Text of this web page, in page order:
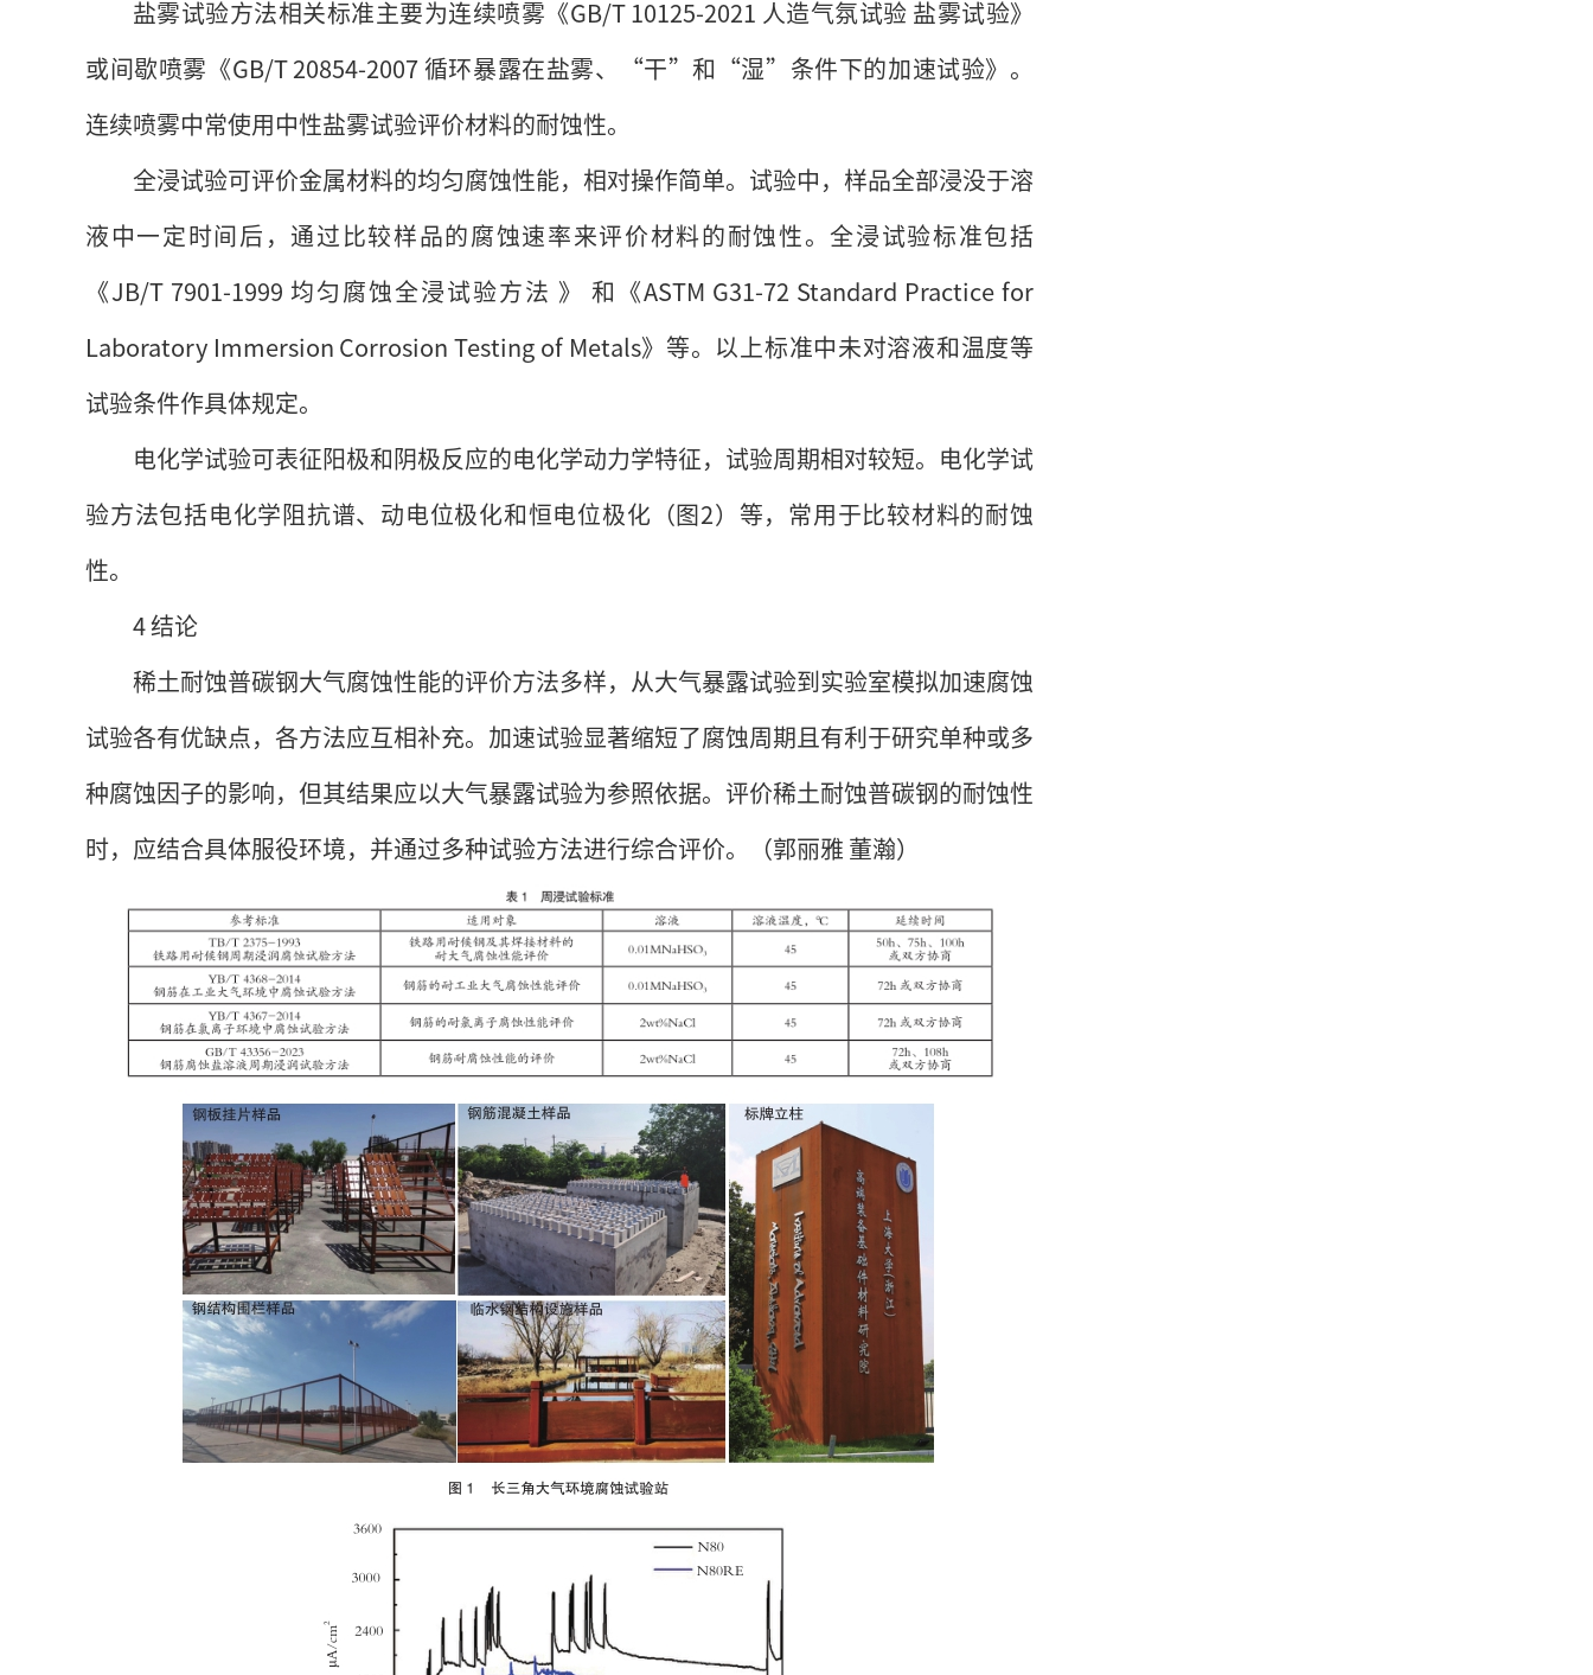
盐雾试验方法相关标准主要为连续喷雾《GB/T 10125-2021 人造气氛试验 盐雾试验》
或间歇喷雾《GB/T 20854-2007 循环暴露在盐雾、“干”和“湿”条件下的加速试验》。
连续喷雾中常使用中性盐雾试验评价材料的耐蚀性。
全浸试验可评价金属材料的均匀腐蚀性能，相对操作简单。试验中，样品全部浸没于溶
液中一定时间后，通过比较样品的腐蚀速率来评价材料的耐蚀性。全浸试验标准包括
《JB/T 7901-1999 均匀腐蚀全浸试验方法 》 和《ASTM G31-72 Standard Practice for
Laboratory Immersion Corrosion Testing of Metals》等。以上标准中未对溶液和温度等
试验条件作具体规定。
电化学试验可表征阳极和阴极反应的电化学动力学特征，试验周期相对较短。电化学试
验方法包括电化学阻抗谱、动电位极化和恒电位极化（图2）等，常用于比较材料的耐蚀
性。
4 结论
稀土耐蚀普碳钢大气腐蚀性能的评价方法多样，从大气暴露试验到实验室模拟加速腐蚀
试验各有优缺点，各方法应互相补充。加速试验显著缩短了腐蚀周期且有利于研究单种或多
种腐蚀因子的影响，但其结果应以大气暴露试验为参照依据。评价稀土耐蚀普碳钢的耐蚀性
时，应结合具体服役环境，并通过多种试验方法进行综合评价。（郭丽雅 董瀚）